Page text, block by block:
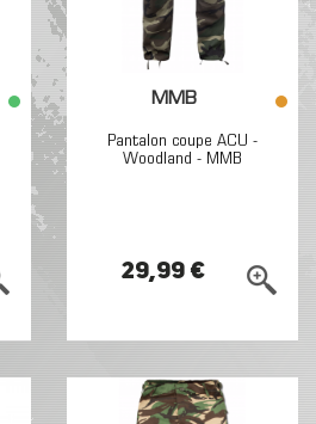
MMB
Pantalon coupe ACU -
Woodland - MMB
29,99 €